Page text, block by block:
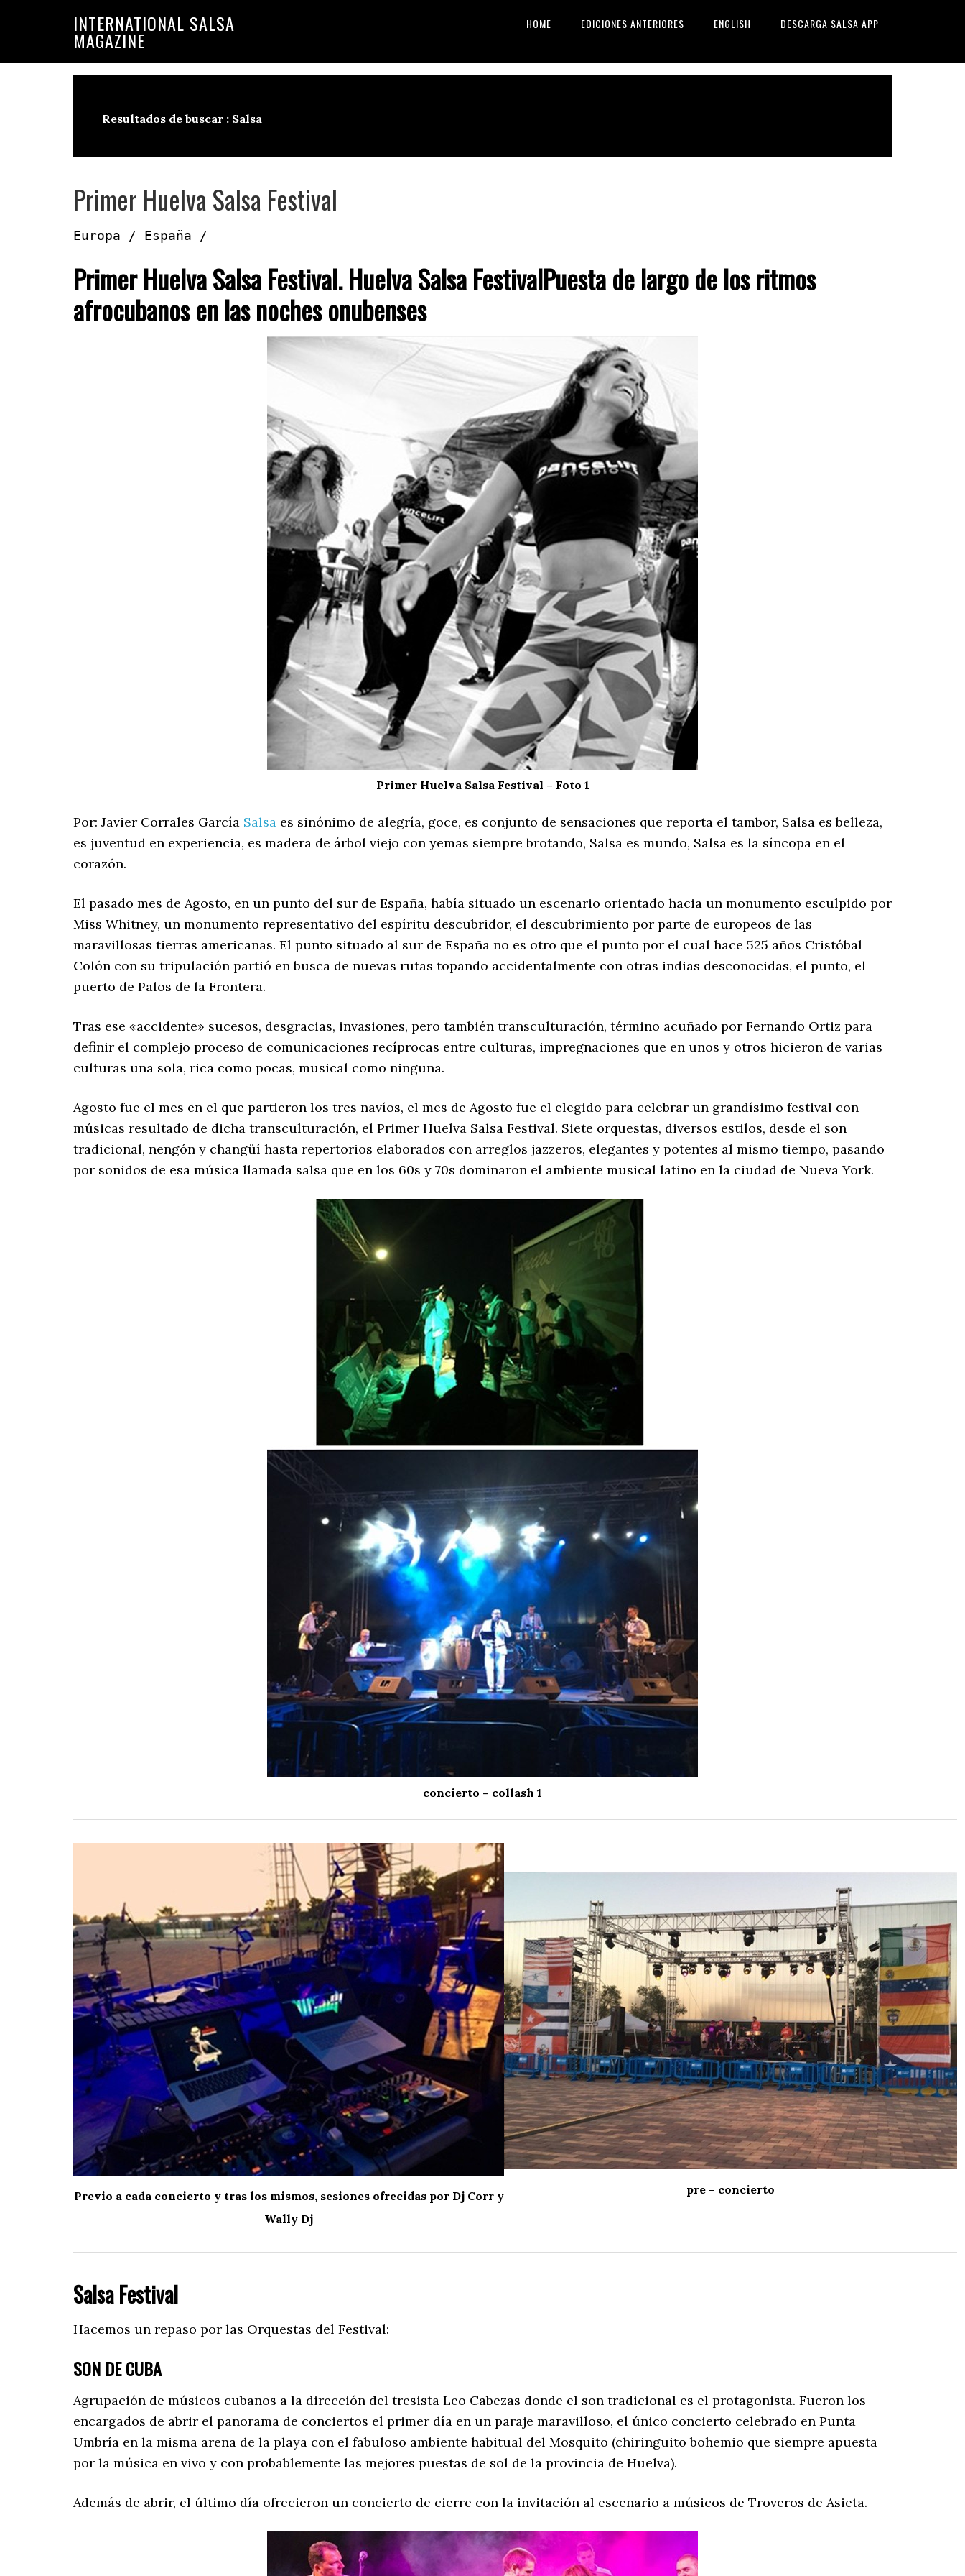
INTERNATIONAL SALSA
MAGAZINE
HOME EDICIONES ANTERIORES ENGLISH DESCARGA SALSA APP
Resultados de buscar : Salsa
Primer Huelva Salsa Festival
Europa / España /
Primer Huelva Salsa Festival. Huelva Salsa FestivalPuesta de largo de los ritmos
afrocubanos en las noches onubenses
Primer Huelva Salsa Festival – Foto 1
Por: Javier Corrales García Salsa es sinónimo de alegría, goce, es conjunto de sensaciones que reporta el tambor, Salsa es belleza,
es juventud en experiencia, es madera de árbol viejo con yemas siempre brotando, Salsa es mundo, Salsa es la síncopa en el
corazón.
El pasado mes de Agosto, en un punto del sur de España, había situado un escenario orientado hacia un monumento esculpido por
Miss Whitney, un monumento representativo del espíritu descubridor, el descubrimiento por parte de europeos de las
maravillosas tierras americanas. El punto situado al sur de España no es otro que el punto por el cual hace 525 años Cristóbal
Colón con su tripulación partió en busca de nuevas rutas topando accidentalmente con otras indias desconocidas, el punto, el
puerto de Palos de la Frontera.
Tras ese «accidente» sucesos, desgracias, invasiones, pero también transculturación, término acuñado por Fernando Ortiz para
definir el complejo proceso de comunicaciones recíprocas entre culturas, impregnaciones que en unos y otros hicieron de varias
culturas una sola, rica como pocas, musical como ninguna.
Agosto fue el mes en el que partieron los tres navíos, el mes de Agosto fue el elegido para celebrar un grandísimo festival con
músicas resultado de dicha transculturación, el Primer Huelva Salsa Festival. Siete orquestas, diversos estilos, desde el son
tradicional, nengón y changüí hasta repertorios elaborados con arreglos jazzeros, elegantes y potentes al mismo tiempo, pasando
por sonidos de esa música llamada salsa que en los 60s y 70s dominaron el ambiente musical latino en la ciudad de Nueva York.
concierto – collash 1
Previo a cada concierto y tras los mismos, sesiones ofrecidas por Dj Corr y
Wally Dj
pre – concierto
Salsa Festival
Hacemos un repaso por las Orquestas del Festival:
SON DE CUBA
Agrupación de músicos cubanos a la dirección del tresista Leo Cabezas donde el son tradicional es el protagonista. Fueron los
encargados de abrir el panorama de conciertos el primer día en un paraje maravilloso, el único concierto celebrado en Punta
Umbría en la misma arena de la playa con el fabuloso ambiente habitual del Mosquito (chiringuito bohemio que siempre apuesta
por la música en vivo y con probablemente las mejores puestas de sol de la provincia de Huelva).
Además de abrir, el último día ofrecieron un concierto de cierre con la invitación al escenario a músicos de Troveros de Asieta.